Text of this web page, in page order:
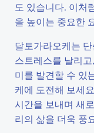
도 있습니다. 이처
을 높이는 중요한
달토가라오케는
스트레스를 날리
미를 발견할 수 있
케에 도전해 보세
시간을 보내며 새
리의 삶을 더욱 풍